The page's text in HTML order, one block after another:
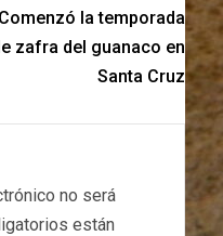
Comenzó la temporada
zafra del guanaco en
Santa Cruz
no será
están